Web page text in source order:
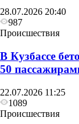
28.07.2026 20:40
987
Происшествия
В Кузбассе
50
22.07.2026 11:25
1089
Происшествия